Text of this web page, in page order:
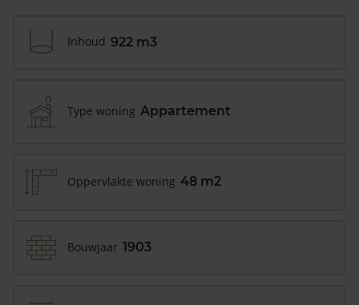
Inhoud 922 m3
Type woning Appartement
Oppervlakte woning 48 m2
Bouwjaar 1903